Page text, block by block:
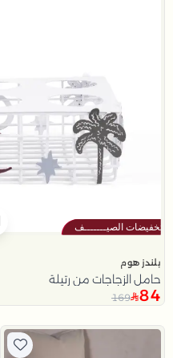
بلندز هوم
حامل الزجاجات من رتيلة
84
169